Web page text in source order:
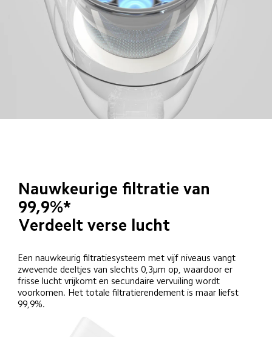
Nauwkeurige filtratie van
99,9%*
Verdeelt verse lucht
Een nauwkeurig filtratiesysteem met vijf niveaus vangt
zwevende deeltjes van slechts 0,3μm op, waardoor er
frisse lucht vrijkomt en secundaire vervuiling wordt
voorkomen. Het totale filtratierendement is maar liefst
99,9%.